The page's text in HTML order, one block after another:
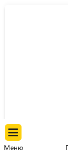
Канализация
Кол-во
Меню